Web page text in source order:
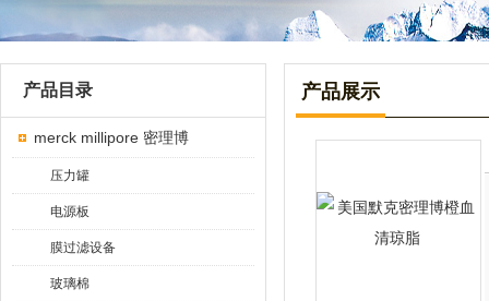
产品目录
merck millipore 密理博
压力罐
电源板
膜过滤设备
玻璃棉
产品展示